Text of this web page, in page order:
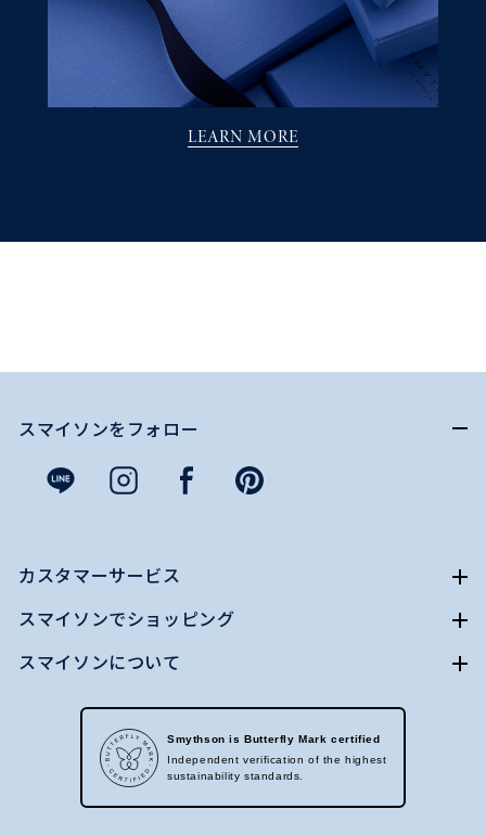
LEARN MORE
スマイソンをフォロー
カスタマーサービス
スマイソンでショッピング
スマイソンについて
Smythson is Butterfly Mark certified
Independent verification of the highest
sustainability standards.